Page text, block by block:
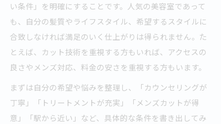
い条件」を明確にすることです。人気の美容室であって
も、自分の髪質やライフスタイル、希望するスタイルに
合致しなければ満足のいく仕上がりは得られません。た
とえば、カット技術を重視する方もいれば、アクセスの
良さやメンズ対応、料金の安さを重視する方もいます。
まずは自分の希望や悩みを整理し、「カウンセリングが
丁寧」「トリートメントが充実」「メンズカットが得
意」「駅から近い」など、具体的な条件を書き出してみ